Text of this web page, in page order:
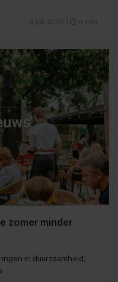
9 juli 2026 6 min
zomer minder
in duurzaamheid,